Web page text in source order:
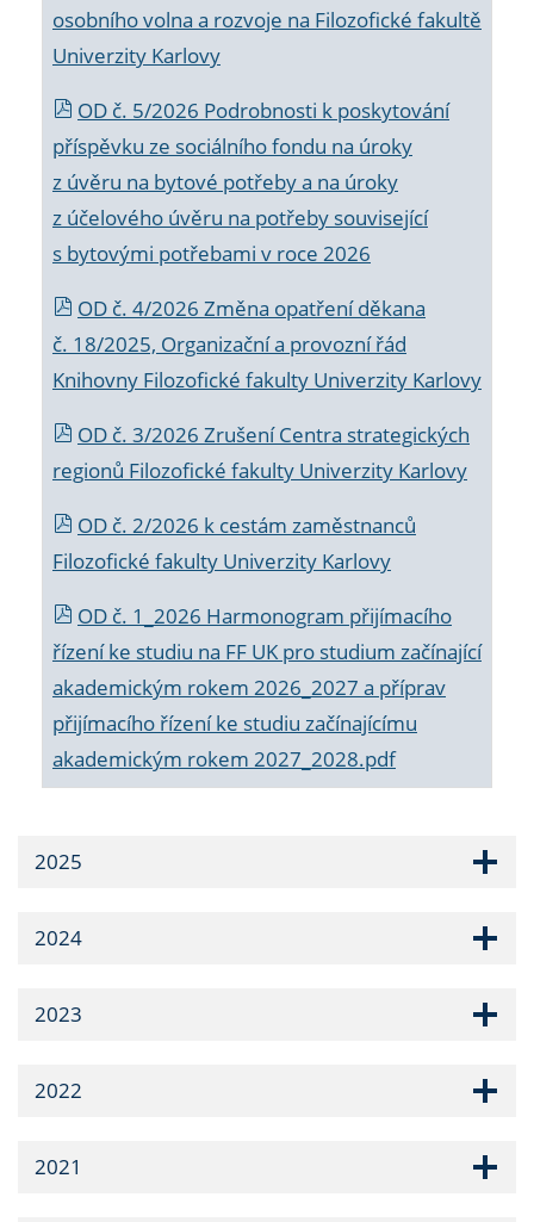
osobního volna a rozvoje na Filozofické fakultě
Univerzity Karlovy
OD č. 5/2026 Podrobnosti k poskytování
příspěvku ze sociálního fondu na úroky
z úvěru na bytové potřeby a na úroky
z účelového úvěru na potřeby související
s bytovými potřebami v roce 2026
OD č. 4/2026 Změna opatření děkana
č. 18/2025, Organizační a provozní řád
Knihovny Filozofické fakulty Univerzity Karlovy
OD č. 3/2026 Zrušení Centra strategických
regionů Filozofické fakulty Univerzity Karlovy
OD č. 2/2026 k cestám zaměstnanců
Filozofické fakulty Univerzity Karlovy
OD č. 1_2026 Harmonogram přijímacího
řízení ke studiu na FF UK pro studium začínající
akademickým rokem 2026_2027 a příprav
přijímacího řízení ke studiu začínajícímu
akademickým rokem 2027_2028.pdf
2025
2024
2023
2022
2021